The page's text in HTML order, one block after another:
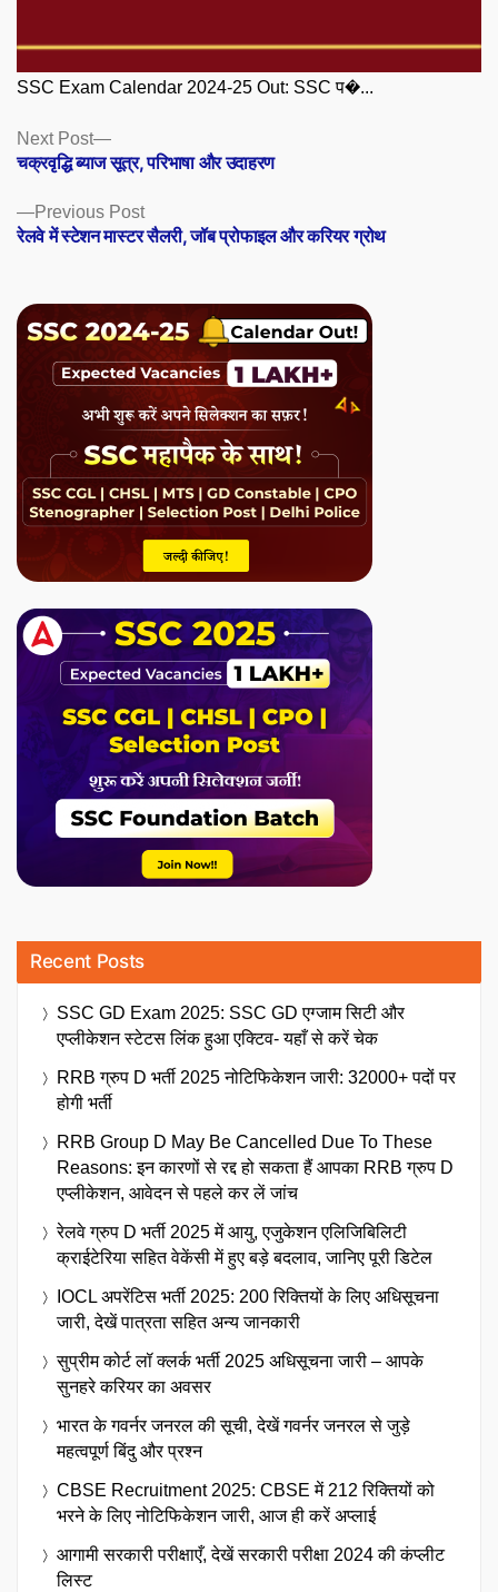
SSC Exam Calendar 2024-25 Out: SSC प�...
Posts
navigation
Previous PostPrevious
post:
रेलवे में स्टेशन मास्टर सैलरी, जॉब प्रोफाइल और करियर ग्रोथ
Next Post
Next
post:
चक्रवृद्धि ब्याज सूत्र, परिभाषा और उदाहरण
Recent Posts
SSC GD Exam 2025: SSC GD एग्जाम सिटी और
एप्लीकेशन स्टेटस लिंक हुआ एक्टिव- यहाँ से करें चेक
RRB ग्रुप D भर्ती 2025 नोटिफिकेशन जारी: 32000+ पदों पर
होगी भर्ती
RRB Group D May Be Cancelled Due To These
Reasons: इन कारणों से रद्द हो सकता हैं आपका RRB ग्रुप D
एप्लीकेशन, आवेदन से पहले कर लें जांच
रेलवे ग्रुप D भर्ती 2025 में आयु, एजुकेशन एलिजिबिलिटी
क्राईटेरिया सहित वेकेंसी में हुए बड़े बदलाव, जानिए पूरी डिटेल
IOCL अपरेंटिस भर्ती 2025: 200 रिक्तियों के लिए अधिसूचना
जारी, देखें पात्रता सहित अन्य जानकारी
सुप्रीम कोर्ट लॉ क्लर्क भर्ती 2025 अधिसूचना जारी – आपके
सुनहरे करियर का अवसर
भारत के गवर्नर जनरल की सूची, देखें गवर्नर जनरल से जुड़े
महत्वपूर्ण बिंदु और प्रश्न
CBSE Recruitment 2025: CBSE में 212 रिक्तियों को
भरने के लिए नोटिफिकेशन जारी, आज ही करें अप्लाई
आगामी सरकारी परीक्षाएँ, देखें सरकारी परीक्षा 2024 की कंप्लीट
लिस्ट